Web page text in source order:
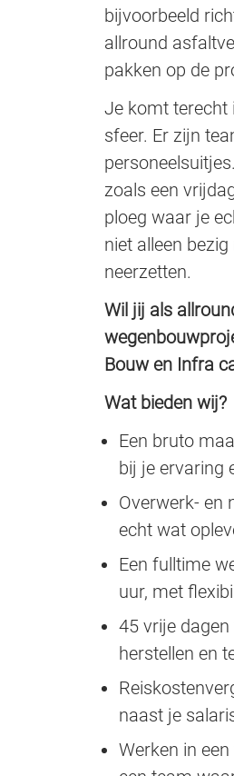
bijvoorbeeld
allround
pakken op de
Je komt terecht
sfeer. Er zijn
zoals een
ploeg waar je
niet alleen
neerzetten.
Wil jij als
Bouw en Infra
Wat bieden wij?
Een bruto
bij je ervaring
Overwerk- en
echt wat
Een fulltime
uur, met
45 vrije
herstellen en
naast je
Werken in